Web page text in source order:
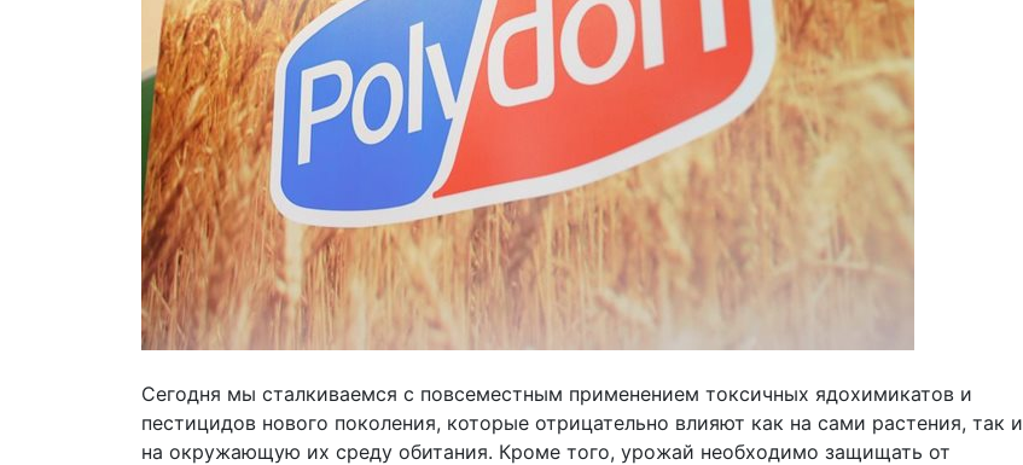
Сегодня мы сталкиваемся с повсеместным применением токсичных ядохимикатов и
пестицидов нового поколения, которые отрицательно влияют как на сами растения, так и
на окружающую их среду обитания. Кроме того, урожай необходимо защищать от